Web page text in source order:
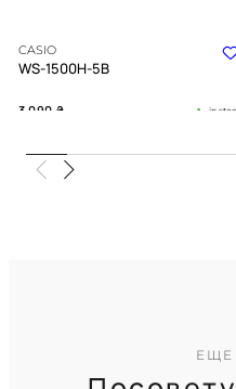
CASIO
WS-1500H-5B
3 090 ₴ in
броней цвета хаки
ЕЩЕ